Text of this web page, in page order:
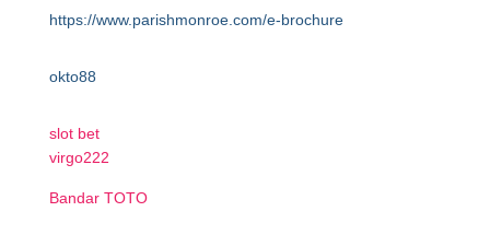
https://www.parishmonroe.com/e-brochure
okto88
slot bet
virgo222
Bandar TOTO